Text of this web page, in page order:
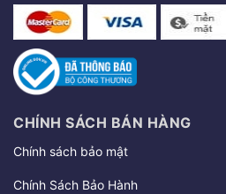
CHÍNH SÁCH BÁN HÀNG
Chính sách bảo mật
Chính Sách Bảo Hành